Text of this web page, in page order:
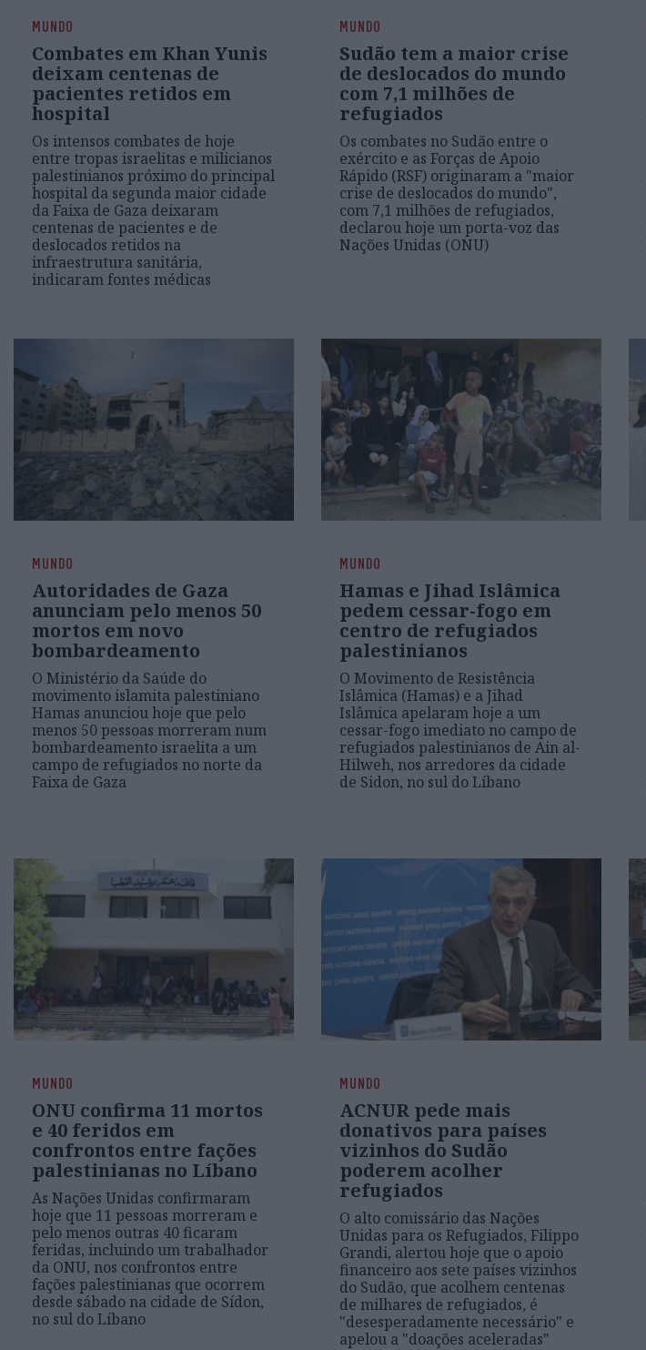
MUNDO
Combates em Khan Yunis
deixam centenas de
pacientes retidos em
hospital
Os intensos combates de hoje
entre tropas israelitas e milicianos
palestinianos próximo do principal
hospital da segunda maior cidade
da Faixa de Gaza deixaram
centenas de pacientes e de
deslocados retidos na
infraestrutura sanitária,
indicaram fontes médicas
MUNDO
Sudão tem a maior crise
de deslocados do mundo
com 7,1 milhões de
refugiados
Os combates no Sudão entre o
exército e as Forças de Apoio
Rápido (RSF) originaram a "maior
crise de deslocados do mundo",
com 7,1 milhões de refugiados,
declarou hoje um porta-voz das
Nações Unidas (ONU)
MUNDO
Autoridades de Gaza
anunciam pelo menos 50
mortos em novo
bombardeamento
O Ministério da Saúde do
movimento islamita palestiniano
Hamas anunciou hoje que pelo
menos 50 pessoas morreram num
bombardeamento israelita a um
campo de refugiados no norte da
Faixa de Gaza
MUNDO
Hamas e Jihad Islâmica
pedem cessar-fogo em
centro de refugiados
palestinianos
O Movimento de Resistência
Islâmica (Hamas) e a Jihad
Islâmica apelaram hoje a um
cessar-fogo imediato no campo de
refugiados palestinianos de Ain al-
Hilweh, nos arredores da cidade
de Sidon, no sul do Líbano
MUNDO
ONU confirma 11 mortos
e 40 feridos em
confrontos entre fações
palestinianas no Líbano
As Nações Unidas confirmaram
hoje que 11 pessoas morreram e
pelo menos outras 40 ficaram
feridas, incluindo um trabalhador
da ONU, nos confrontos entre
fações palestinianas que ocorrem
desde sábado na cidade de Sídon,
no sul do Líbano
MUNDO
ACNUR pede mais
donativos para países
vizinhos do Sudão
poderem acolher
refugiados
O alto comissário das Nações
Unidas para os Refugiados, Filippo
Grandi, alertou hoje que o apoio
financeiro aos sete países vizinhos
do Sudão, que acolhem centenas
de milhares de refugiados, é
"desesperadamente necessário" e
apelou a "doações aceleradas"